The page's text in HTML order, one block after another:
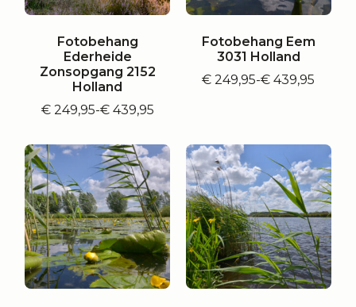
Fotobehang
Ederheide
Zonsopgang 2152
Holland
€249,95-€439,95
Prijsklasse:
tot
€ 439,95
Fotobehang Eem
3031 Holland
€ 249,95-€ 439,95
Prijsklasse: